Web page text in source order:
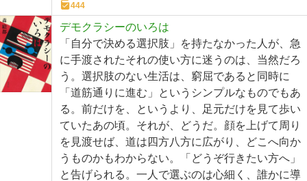
444
デモクラシーのいろは
「自分で決める選択肢」を持たなかった人が、急
に手渡されたそれの使い方に迷うのは、当然だろ
う。選択肢のない生活は、窮屈であると同時に
「道筋通りに進む」というシンプルなものでもあ
る。前だけを、というより、足元だけを見て歩い
ていたあの頃。それが、どうだ。顔を上げて周り
を見渡せば、道は四方八方に広がり、どこへ向か
うものかもわからない。「どうぞ行きたい方へ」
と告げられる。一人で選ぶのは心細く、誰かに導